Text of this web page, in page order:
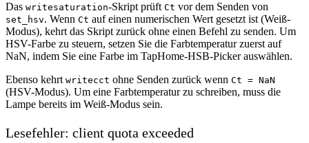
Das writesaturation-Skript prüft Ct vor dem Senden von
set_hsv. Wenn Ct auf einen numerischen Wert gesetzt ist (Weiß-
Modus), kehrt das Skript zurück ohne einen Befehl zu senden. Um
HSV-Farbe zu steuern, setzen Sie die Farbtemperatur zuerst auf
NaN, indem Sie eine Farbe im TapHome-HSB-Picker auswählen.
Ebenso kehrt writecct ohne Senden zurück wenn Ct = NaN
(HSV-Modus). Um eine Farbtemperatur zu schreiben, muss die
Lampe bereits im Weiß-Modus sein.
Lesefehler: client quota exceeded